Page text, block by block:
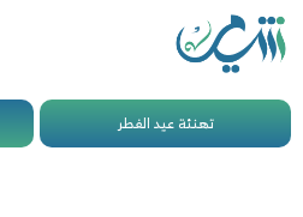
تهنئة عيد الفطر